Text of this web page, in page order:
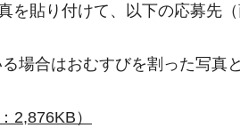
を貼り付けて、以下の応募先
場合はおむすびを割った写真
2,876KB）